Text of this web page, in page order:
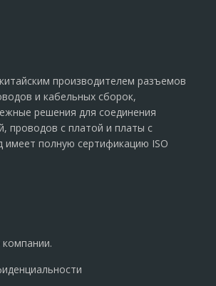
производителем разъемов
и кабельных сборок,
решения для соединения
проводов с платой и платы с
имеет полную сертификацию ISO